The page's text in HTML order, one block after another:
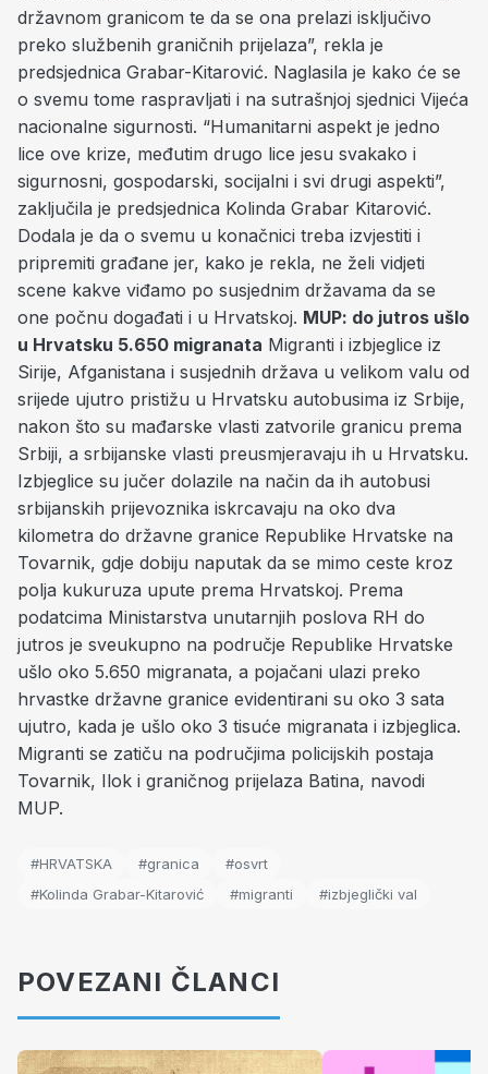
državnom granicom te da se ona prelazi isključivo
preko službenih graničnih prijelaza”, rekla je
predsjednica Grabar-Kitarović. Naglasila je kako će se
o svemu tome raspravljati i na sutrašnjoj sjednici Vijeća
nacionalne sigurnosti. “Humanitarni aspekt je jedno
lice ove krize, međutim drugo lice jesu svakako i
sigurnosni, gospodarski, socijalni i svi drugi aspekti”,
zaključila je predsjednica Kolinda Grabar Kitarović.
Dodala je da o svemu u konačnici treba izvjestiti i
pripremiti građane jer, kako je rekla, ne želi vidjeti
scene kakve viđamo po susjednim državama da se
one počnu događati i u Hrvatskoj. MUP: do jutros ušlo
u Hrvatsku 5.650 migranata Migranti i izbjeglice iz
Sirije, Afganistana i susjednih država u velikom valu od
srijede ujutro pristižu u Hrvatsku autobusima iz Srbije,
nakon što su mađarske vlasti zatvorile granicu prema
Srbiji, a srbijanske vlasti preusmjeravaju ih u Hrvatsku.
Izbjeglice su jučer dolazile na način da ih autobusi
srbijanskih prijevoznika iskrcavaju na oko dva
kilometra do državne granice Republike Hrvatske na
Tovarnik, gdje dobiju naputak da se mimo ceste kroz
polja kukuruza upute prema Hrvatskoj. Prema
podatcima Ministarstva unutarnjih poslova RH do
jutros je sveukupno na područje Republike Hrvatske
ušlo oko 5.650 migranata, a pojačani ulazi preko
hrvastke državne granice evidentirani su oko 3 sata
ujutro, kada je ušlo oko 3 tisuće migranata i izbjeglica.
Migranti se zatiču na područjima policijskih postaja
Tovarnik, Ilok i graničnog prijelaza Batina, navodi
MUP.
#HRVATSKA #granica
#osvrt
#Kolinda Grabar-Kitarović
#migranti #izbjeglički val
POVEZANI ČLANCI